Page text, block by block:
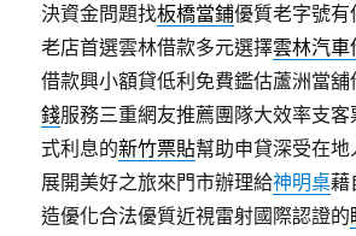
決資金問題找板橋當鋪優質老字號
老店首選雲林借款多元選擇雲林汽車
借款興小額貸低利免費鑑估蘆洲當舖
錢服務三重網友推薦團隊大效率支
式利息的新竹票貼幫助申貸深受在
展開美好之旅來門市辦理給神明桌藉
造優化合法優質近視雷射國際認證的